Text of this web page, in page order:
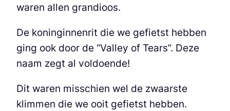
waren allen grandioos.
De koninginnenrit die we gefietst hebben
ging ook door de “Valley of Tears”. Deze
naam zegt al voldoende!
Dit waren misschien wel de zwaarste
klimmen die we ooit gefietst hebben.